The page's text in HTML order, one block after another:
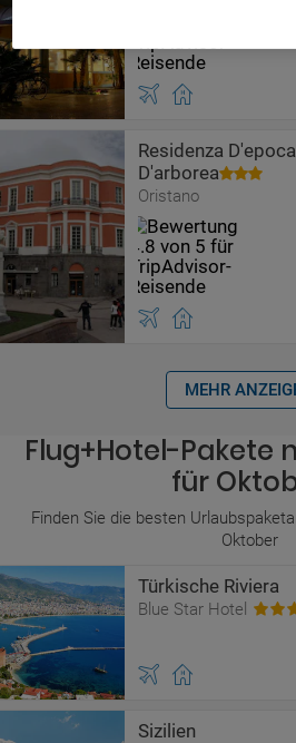
Residenza
D'arborea
Oristano
MEHR
Flug+Hotel-Pakete
für
Finden Sie die besten
Oktober
Türkische Riviera
Blue Star Hotel
Sizilien